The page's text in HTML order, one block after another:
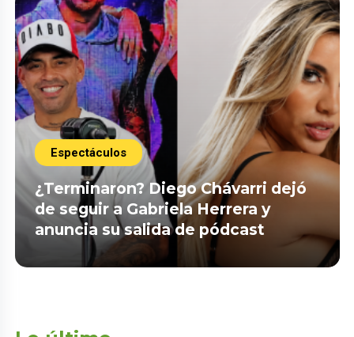
Espectáculos
¿Terminaron? Diego Chávarri dejó
de seguir a Gabriela Herrera y
anuncia su salida de pódcast